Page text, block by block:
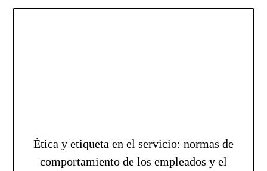
Ética y etiqueta en el servicio: normas de
comportamiento de los empleados y el